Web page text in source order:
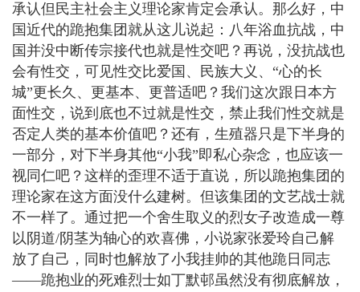
承认但民主社会主义理论家肯定会承认。那么好，中
国近代的跪抱集团就从这儿说起：八年浴血抗战，中
国并没中断传宗接代也就是性交吧？再说，没抗战也
会有性交，可见性交比爱国、民族大义、“心的长
城”更长久、更基本、更普适吧？我们这次跟日本方
面性交，说到底也不过就是性交，禁止我们性交就是
否定人类的基本价值吧？还有，生殖器只是下半身的
一部分，对下半身其他“小我”即私心杂念，也应该一
视同仁吧？这样的歪理不适于直说，所以跪抱集团的
理论家在这方面没什么建树。但该集团的文艺战士就
不一样了。通过把一个舍生取义的烈女子改造成一尊
以阴道/阴茎为轴心的欢喜佛，小说家张爱玲自己解
放了自己，同时也解放了小我挂帅的其他跪日同志
——跪抱业的死难烈士如丁默邨虽然没有彻底解放，